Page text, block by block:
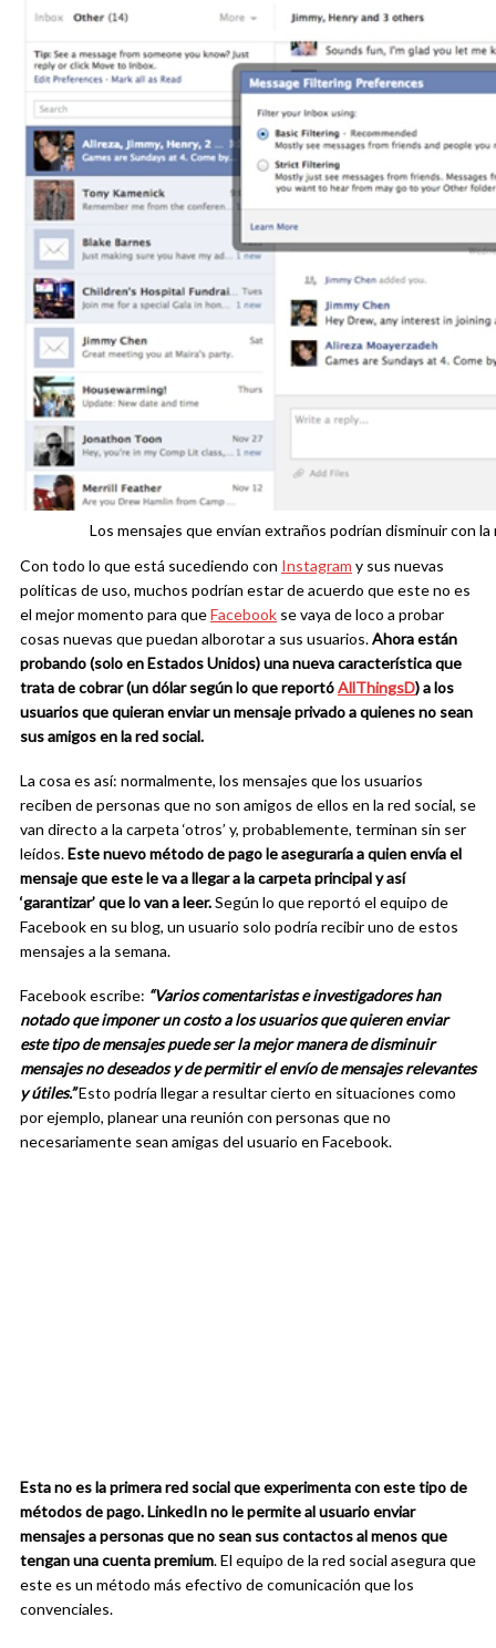
Los mensajes que envían extraños podrían disminuir con la
Con todo lo que está sucediendo con Instagram y sus nuevas
políticas de uso, muchos podrían estar de acuerdo que este no es
el mejor momento para queFacebook se vaya de loco a probar
cosas nuevas que puedan alborotar a sus usuarios.Ahora están
probando (solo en Estados Unidos) una nueva característica que
trata de cobrar (un dólar según lo que reportóAllThingsD) a los
usuarios que quieran enviar un mensaje privado a quienes no sean
sus amigos en la red social.
La cosa es así: normalmente, los mensajes que los usuarios
reciben de personas que no son amigos de ellos en la red social, se
van directo a la carpeta ‘otros’ y, probablemente, terminan sin ser
leídos.Este nuevo método de pago le aseguraría a quien envía el
mensaje que este le va a llegar a la carpeta principal y así
‘garantizar’ que lo van a leer.Según lo que reportó el equipo de
Facebook en su blog, un usuario solo podría recibir uno de estos
mensajes a la semana.
Facebook escribe: “Varios comentaristas e investigadores han
notado que imponer un costo a los usuarios que quieren enviar
este tipo de mensajes puede ser la mejor manera de disminuir
mensajes no deseados y de permitir el envío de mensajes relevantes
y útiles.”Esto podría llegar a resultar cierto en situaciones como
por ejemplo, planear una reunión con personas que no
necesariamente sean amigas del usuario en Facebook.
Esta no es la primera red social que experimenta con este tipo de
métodos de pago. LinkedIn no le permite al usuario enviar
mensajes a personas que no sean sus contactos al menos que
tengan una cuenta premium. El equipo de la red social asegura que
este es un método más efectivo de comunicación que los
convenciales.